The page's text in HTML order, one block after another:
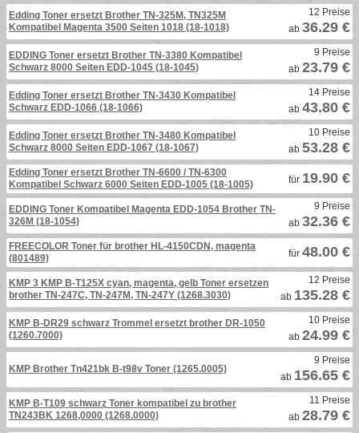
Edding Toner ersetzt Brother TN-325M, TN325M
Kompatibel Magenta 3500 Seiten 1018 (18-1018)
12 Preise
ab 36.29 €
EDDING Toner ersetzt Brother TN-3380 Kompatibel
Schwarz 8000 Seiten EDD-1045 (18-1045)
9 Preise
ab 23.79 €
Edding Toner ersetzt Brother TN-3430 Kompatibel
Schwarz EDD-1066 (18-1066)
14 Preise
ab 43.80 €
Edding Toner ersetzt Brother TN-3480 Kompatibel
Schwarz 8000 Seiten EDD-1067 (18-1067)
10 Preise
ab 53.28 €
Edding Toner ersetzt Brother TN-6600 / TN-6300
Kompatibel Schwarz 6000 Seiten EDD-1005 (18-1005)
für 19.90 €
EDDING Toner Kompatibel Magenta EDD-1054 Brother TN-
326M (18-1054)
9 Preise
ab 32.36 €
FREECOLOR Toner für brother HL-4150CDN, magenta
(801489)
für 48.00 €
KMP 3 KMP B-T125X cyan, magenta, gelb Toner ersetzen
brother TN-247C, TN-247M, TN-247Y (1268.3030)
12 Preise
ab 135.28 €
KMP B-DR29 schwarz Trommel ersetzt brother DR-1050
(1260.7000)
10 Preise
ab 24.99 €
KMP Brother Tn421bk B-t98v Toner (1265.0005)
9 Preise
ab 156.65 €
KMP B-T109 schwarz Toner kompatibel zu brother
TN243BK 1268,0000 (1268.0000)
11 Preise
ab 28.79 €